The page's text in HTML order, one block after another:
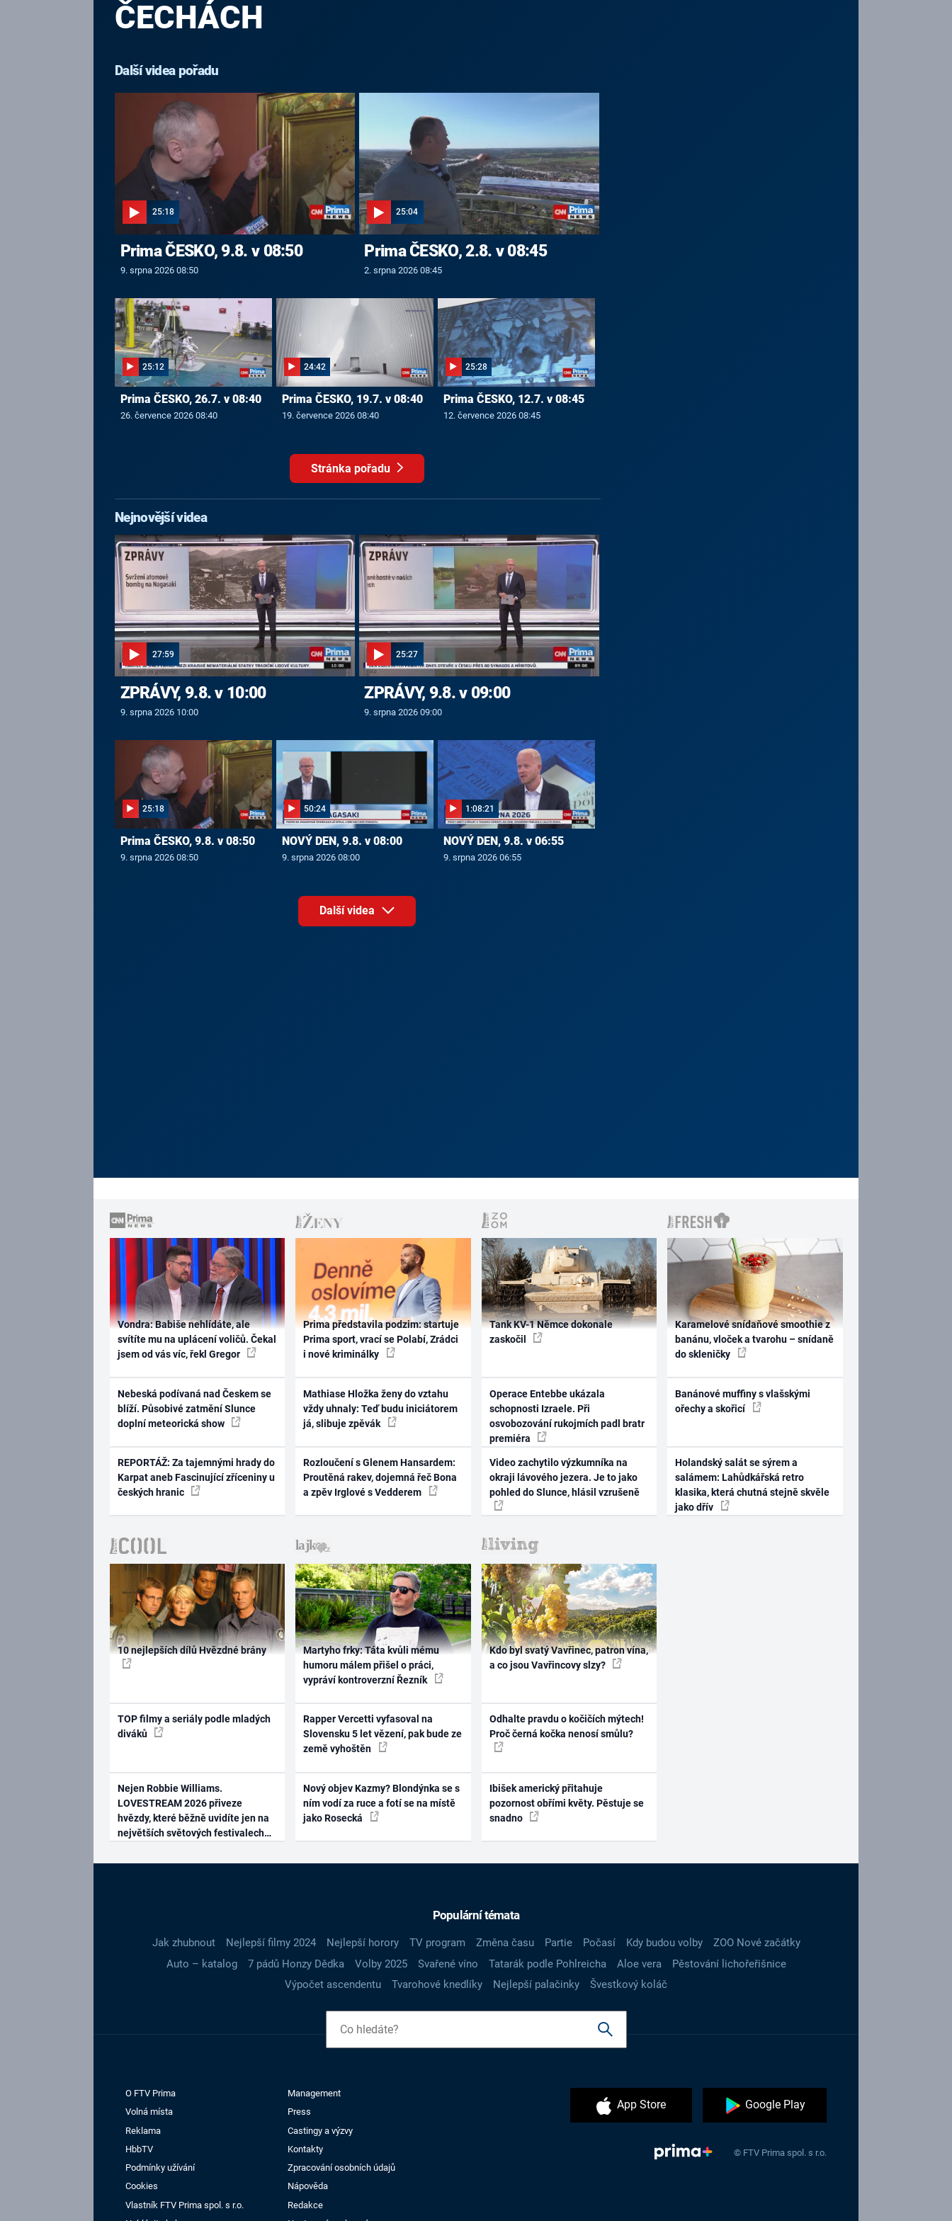
ČECHÁCH
Další videa pořadu
25:18
Prima ČESKO, 9.8. v 08:50
9. srpna 2026 08:50
25:04
Prima ČESKO, 2.8. v 08:45
2. srpna 2026 08:45
25:12
Prima ČESKO, 26.7. v 08:40
26. července 2026 08:40
24:42
Prima ČESKO, 19.7. v 08:40
19. července 2026 08:40
25:28
Prima ČESKO, 12.7. v 08:45
12. července 2026 08:45
Stránka pořadu
Nejnovější videa
27:59
ZPRÁVY, 9.8. v 10:00
9. srpna 2026 10:00
25:27
ZPRÁVY, 9.8. v 09:00
9. srpna 2026 09:00
25:18
Prima ČESKO, 9.8. v 08:50
9. srpna 2026 08:50
50:24
NOVÝ DEN, 9.8. v 08:00
9. srpna 2026 08:00
1:08:21
NOVÝ DEN, 9.8. v 06:55
9. srpna 2026 06:55
Další videa
Vondra: Babiše nehlídáte, ale
svítíte mu na uplácení voličů. Čekal
jsem od vás víc, řekl Gregor
Nebeská podívaná nad Českem se
blíží. Působivé zatmění Slunce
doplní meteorická show
REPORTÁŽ: Za tajemnými hrady do
Karpat aneb Fascinující zříceniny u
českých hranic
Prima představila podzim: startuje
Prima sport, vrací se Polabí, Zrádci
i nové kriminálky
Mathiase Hložka ženy do vztahu
vždy uhnaly: Teď budu iniciátorem
já, slibuje zpěvák
Rozloučení s Glenem Hansardem:
Proutěná rakev, dojemná řeč Bona
a zpěv Irglové s Vedderem
Tank KV-1 Němce dokonale
zaskočil
Operace Entebbe ukázala
schopnosti Izraele. Při
osvobozování rukojmích padl bratr
premiéra
Video zachytilo výzkumníka na
okraji lávového jezera. Je to jako
pohled do Slunce, hlásil vzrušeně
Karamelové snídaňové smoothie z
banánu, vloček a tvarohu – snídaně
do skleničky
Banánové muffiny s vlašskými
ořechy a skořicí
Holandský salát se sýrem a
salámem: Lahůdkářská retro
klasika, která chutná stejně skvěle
jako dřív
10 nejlepších dílů Hvězdné brány
TOP filmy a seriály podle mladých
diváků
Nejen Robbie Williams.
LOVESTREAM 2026 přiveze
hvězdy, které běžně uvidíte jen na
největších světových festivalech
Martyho frky: Táta kvůli mému
humoru málem přišel o práci,
vypráví kontroverzní Řezník
Rapper Vercetti vyfasoval na
Slovensku 5 let vězení, pak bude ze
země vyhoštěn
Nový objev Kazmy? Blondýnka se s
ním vodí za ruce a fotí se na místě
jako Rosecká
Kdo byl svatý Vavřinec, patron vína,
a co jsou Vavřincovy slzy?
Odhalte pravdu o kočičích mýtech!
Proč černá kočka nenosí smůlu?
Ibišek americký přitahuje
pozornost obřími květy. Pěstuje se
snadno
Populární témata
Jak zhubnout Nejlepší filmy 2024 Nejlepší horory TV program Změna času Partie Počasí Kdy budou volby
ZOO Nové začátky
Auto – katalog
7 pádů Honzy Dědka Volby 2025 Svařené víno Tatarák podle Pohlreicha Aloe vera
Pěstování lichořeřišnice
Výpočet ascendentu
Tvarohové knedlíky Nejlepší palačinky Švestkový koláč
O FTV Prima
Management
Volná místa
Press
Reklama
Castingy a výzvy
HbbTV
Kontakty
Podmínky užívání
Zpracování osobních údajů
Cookies
Nápověda
Vlastník FTV Prima spol. s r.o.
Redakce
App Store Google Play
© FTV Prima spol. s r.o.